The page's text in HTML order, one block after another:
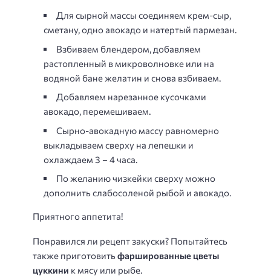
Для сырной массы соединяем крем-сыр,
сметану, одно авокадо и натертый пармезан.
Взбиваем блендером, добавляем
растопленный в микроволновке или на
водяной бане желатин и снова взбиваем.
Добавляем нарезанное кусочками
авокадо, перемешиваем.
Сырно-авокадную массу равномерно
выкладываем сверху на лепешки и
охлаждаем 3 – 4 часа.
️По желанию чизкейки сверху можно
дополнить слабосоленой рыбой и авокадо.
Приятного аппетита!
Понравился ли рецепт закуски? Попытайтесь
также приготовитьфаршированные цветы
цуккини к мясу или рыбе.